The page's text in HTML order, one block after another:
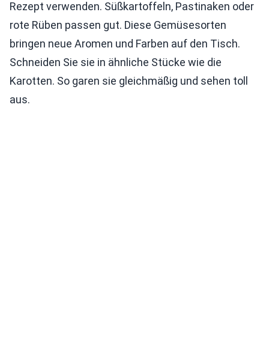
Rezept verwenden. Süßkartoffeln, Pastinaken oder
rote Rüben passen gut. Diese Gemüsesorten
bringen neue Aromen und Farben auf den Tisch.
Schneiden Sie sie in ähnliche Stücke wie die
Karotten. So garen sie gleichmäßig und sehen toll
aus.